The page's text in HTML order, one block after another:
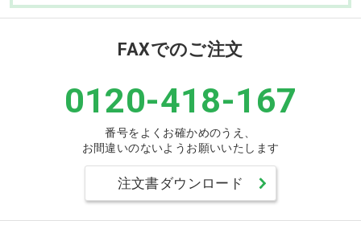
FAXでのご注文
0120-418-167
番号をよくお確かめのうえ、
お間違いのないようお願いいたします
注文書ダウンロード